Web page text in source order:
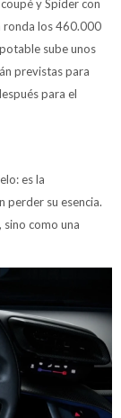
y Spider con
ronda los 460.000
sube unos
previstas para
para el
es la
perder su esencia.
como una